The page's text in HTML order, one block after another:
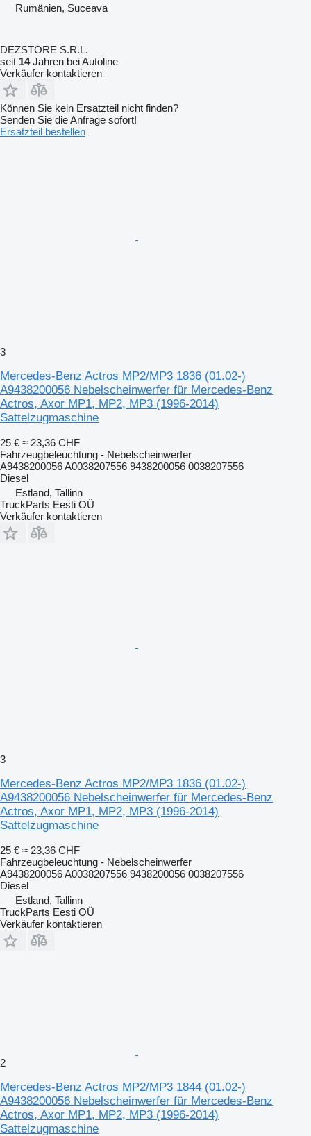
Rumänien, Suceava
DEZSTORE S.R.L.
seit 14Jahren bei Autoline
Verkäufer kontaktieren
Können Sie kein Ersatzteil nicht finden?
Senden Sie die Anfrage sofort!
Ersatzteil bestellen
3
Mercedes-Benz Actros MP2/MP3 1836 (01.02-)
A9438200056 Nebelscheinwerfer für Mercedes-Benz
Actros, Axor MP1, MP2, MP3 (1996-2014)
Sattelzugmaschine
25 € ≈ 23,36 CHF
Fahrzeugbeleuchtung - Nebelscheinwerfer
A9438200056 A0038207556 9438200056 0038207556
Diesel
Estland, Tallinn
TruckParts Eesti OÜ
Verkäufer kontaktieren
3
Mercedes-Benz Actros MP2/MP3 1836 (01.02-)
A9438200056 Nebelscheinwerfer für Mercedes-Benz
Actros, Axor MP1, MP2, MP3 (1996-2014)
Sattelzugmaschine
25 € ≈ 23,36 CHF
Fahrzeugbeleuchtung - Nebelscheinwerfer
A9438200056 A0038207556 9438200056 0038207556
Diesel
Estland, Tallinn
TruckParts Eesti OÜ
Verkäufer kontaktieren
2
Mercedes-Benz Actros MP2/MP3 1844 (01.02-)
A9438200056 Nebelscheinwerfer für Mercedes-Benz
Actros, Axor MP1, MP2, MP3 (1996-2014)
Sattelzugmaschine